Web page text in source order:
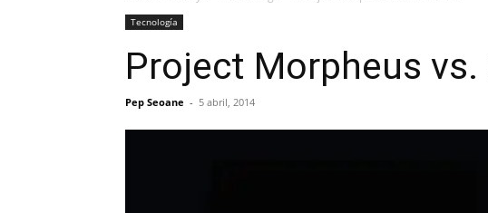
Tecnología
Project Morpheus
Pep Seoane - 5 abril, 2014